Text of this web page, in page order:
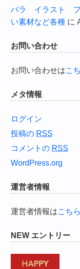
バラ イラスト フ
い素材など各種 に
お問い合わせ
お問い合わせはこ
メタ情報
ログイン
投稿の RSS
コメントの RSS
WordPress.org
運営者情報
運営者情報はこちら
NEW エントリー